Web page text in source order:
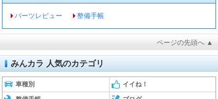
パーツレビュー 整備手帳
ページの先頭へ ▲
みんカラ 人気のカテゴリ
車種別 イイね！